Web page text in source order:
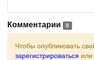
Комментарии 0
Чтобы опубликовать
зарегистрироваться или